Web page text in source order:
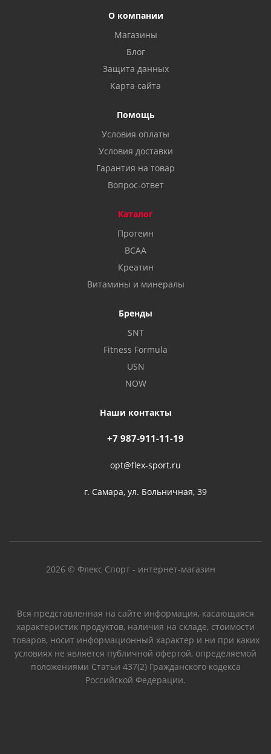
О компании
Магазины
Блог
Защита данных
Карта сайта
Помощь
Условия оплаты
Условия доставки
Гарантия на товар
Вопрос-ответ
Каталог
Протеин
BCAA
Креатин
Витамины и минералы
Бренды
SNT
Fitness Formula
USN
NOW
Наши контакты
+7 987-911-11-19
opt@flex-sport.ru
г. Самара, ул. Больничная, 39
2026 © Флекс Спорт - интернет-магазин
Вся представленная на сайте информация, касающаяся
характеристик продуктов, наличия на складе, стоимости
товаров, носит информационный характер и ни при каких
условиях не является публичной офертой, определяемой
положениями Статьи 437(2) Гражданского кодекса
Российской Федерации.